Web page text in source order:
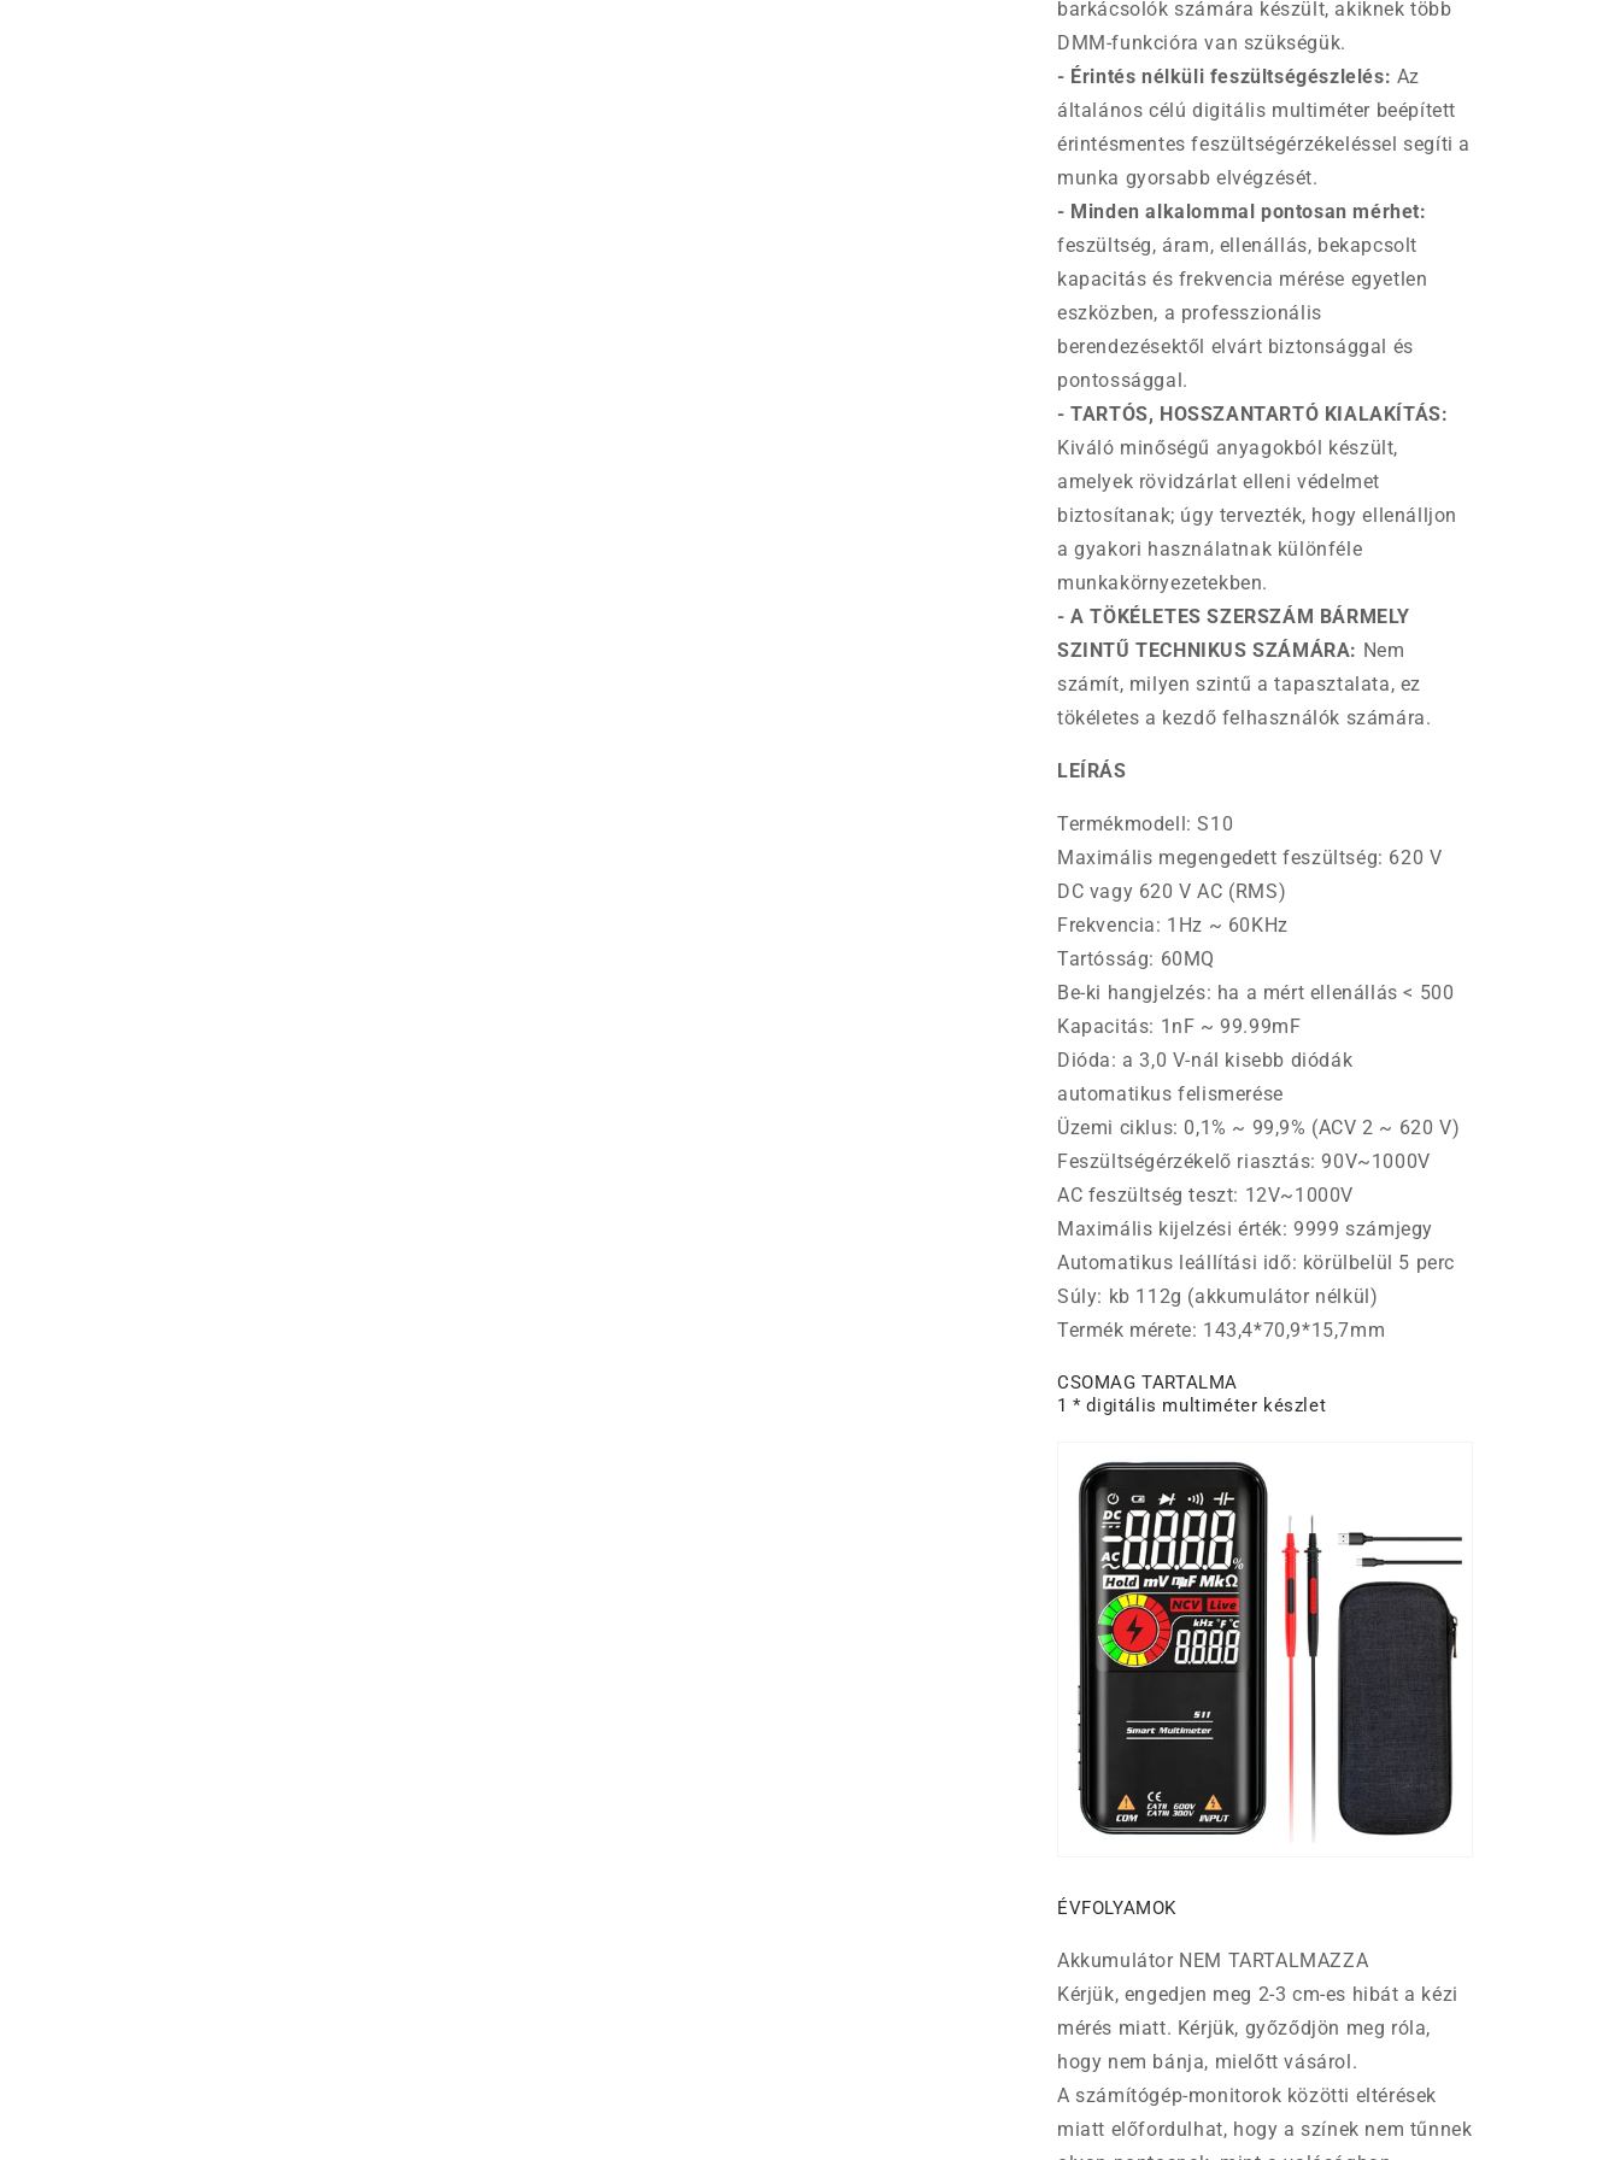
barkácsolók számára készült, akiknek több
DMM-funkcióra van szükségük.
- Érintés nélküli feszültségészlelés: Az
általános célú digitális multiméter beépített
érintésmentes feszültségérzékeléssel segíti a
munka gyorsabb elvégzését.
- Minden alkalommal pontosan mérhet:
feszültség, áram, ellenállás, bekapcsolt
kapacitás és frekvencia mérése egyetlen
eszközben, a professzionális
berendezésektől elvárt biztonsággal és
pontossággal.
- TARTÓS, HOSSZANTARTÓ KIALAKÍTÁS:
Kiváló minőségű anyagokból készült,
amelyek rövidzárlat elleni védelmet
biztosítanak; úgy tervezték, hogy ellenálljon
a gyakori használatnak különféle
munkakörnyezetekben.
- A TÖKÉLETES SZERSZÁM BÁRMELY
SZINTŰ TECHNIKUS SZÁMÁRA: Nem
számít, milyen szintű a tapasztalata, ez
tökéletes a kezdő felhasználók számára.
LEÍRÁS
Termékmodell: S10
Maximális megengedett feszültség: 620 V
DC vagy 620 V AC (RMS)
Frekvencia: 1Hz ~ 60KHz
Tartósság: 60MQ
Be-ki hangjelzés: ha a mért ellenállás < 500
Kapacitás: 1nF ~ 99.99mF
Dióda: a 3,0 V-nál kisebb diódák
automatikus felismerése
Üzemi ciklus: 0,1% ~ 99,9% (ACV 2 ~ 620 V)
Feszültségérzékelő riasztás: 90V~1000V
AC feszültség teszt: 12V~1000V
Maximális kijelzési érték: 9999 számjegy
Automatikus leállítási idő: körülbelül 5 perc
Súly: kb 112g (akkumulátor nélkül)
Termék mérete: 143,4*70,9*15,7mm
CSOMAG TARTALMA
1 * digitális multiméter készlet
ÉVFOLYAMOK
Akkumulátor NEM TARTALMAZZA
Kérjük, engedjen meg 2-3 cm-es hibát a kézi
mérés miatt. Kérjük, győződjön meg róla,
hogy nem bánja, mielőtt vásárol.
A számítógép-monitorok közötti eltérések
miatt előfordulhat, hogy a színek nem tűnnek